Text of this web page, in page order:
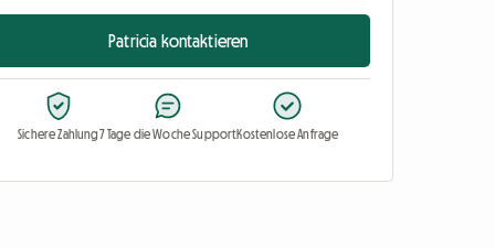
Patricia kontaktieren
Sichere Zahlung7 Tage die Woche SupportKostenlose Anfrage